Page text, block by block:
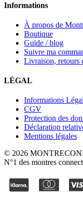
Informations
À propos de
Boutique
Guide / blog
Suivre ma
Livraison, retours
LÉGAL
Informations
CGV
Protection des
Déclaration
Mentions légales
© 2026
N°1 des montres